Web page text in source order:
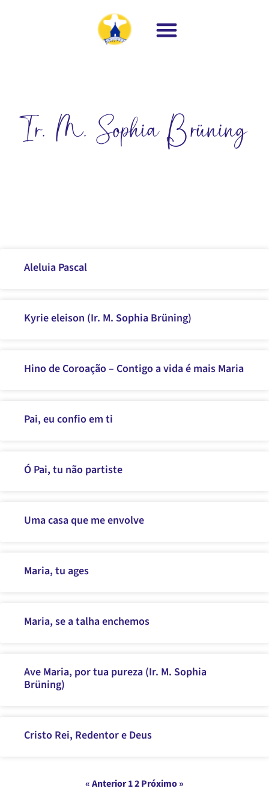
Ir. M. Sophia Brüning
Aleluia Pascal
Kyrie eleison (Ir. M. Sophia Brüning)
Hino de Coroação – Contigo a vida é mais Maria
Pai, eu confio em ti
Ó Pai, tu não partiste
Uma casa que me envolve
Maria, tu ages
Maria, se a talha enchemos
Ave Maria, por tua pureza (Ir. M. Sophia
Brüning)
Cristo Rei, Redentor e Deus
« Anterior12Próximo »